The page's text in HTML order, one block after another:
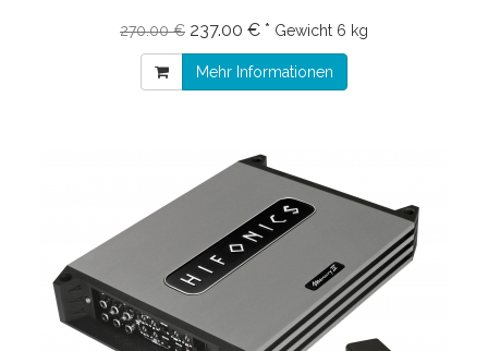
270.00 € 237.00 € * Gewicht 6 kg
Mehr Informationen